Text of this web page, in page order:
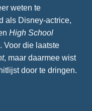
weten te
als Disney-actrice,
High School
. Voor die laatste
, maar daarmee wist
door te dringen.